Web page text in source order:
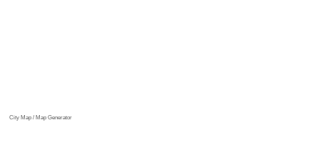
City Map / Map Generator